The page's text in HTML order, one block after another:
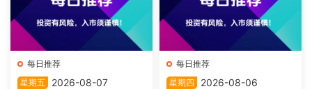
每日推荐
星期五
2026-08-07
每日推荐
星期四
2026-08-06